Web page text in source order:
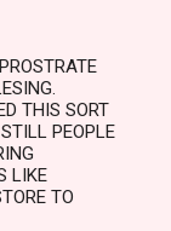
THIS SORT
PEOPLE
LIKE
TO